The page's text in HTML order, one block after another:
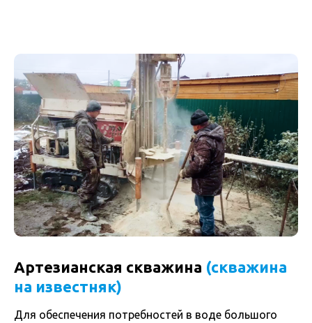
Артезианская скважина (скважина
на известняк)
Для обеспечения потребностей в воде большого